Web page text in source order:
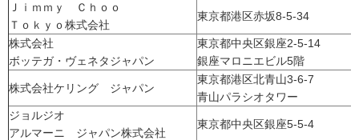
Ｊｉｍｍｙ Ｃｈｏｏ
Ｔｏｋｙｏ株式会社
東京都港区赤坂8-5-34
株式会社
ボッテガ・ヴェネタジャパン
東京都中央区銀座2-5-14
銀座マロニエビル5階
株式会社ケリング ジャパン
東京都港区北青山3-6-7
青山パラシオタワー
ジョルジオ
アルマーニ ジャパン株式会社
東京都中央区銀座5-5-4